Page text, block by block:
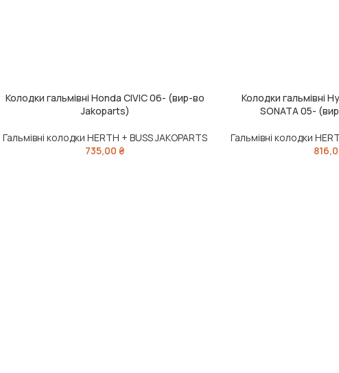
ДОДАТИ В КОШИК
Колодки гальмівні Honda CIVIC 06- (вир-во
Jakoparts)
Гальмівні колодки HERTH + BUSS JAKOPARTS
735,00₴
ДОДАТИ В КОШИК
Колодки гальмівні
SONATA 05-
Гальмівні колодки